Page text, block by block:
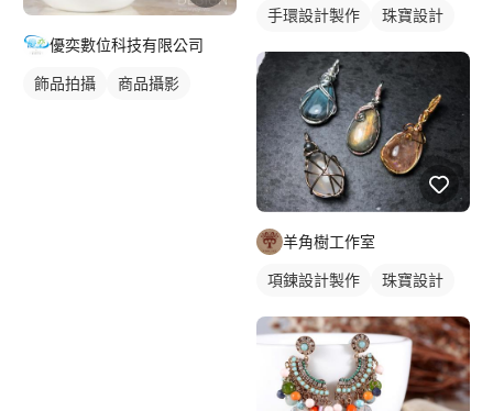
優奕數位科技有限公司
飾品拍攝 商品攝影
手環設計製作 珠寶設計
羊角樹工作室
項鍊設計製作 珠寶設計